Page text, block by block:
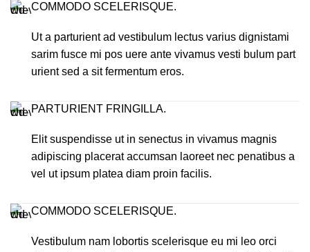
COMMODO SCELERISQUE.
Ut a parturient ad vestibulum lectus varius dignistami
sarim fusce mi pos uere ante vivamus vesti bulum part
urient sed a sit fermentum eros.
PARTURIENT FRINGILLA.
Elit suspendisse ut in senectus in vivamus magnis
adipiscing placerat accumsan laoreet nec penatibus a
vel ut ipsum platea diam proin facilis.
COMMODO SCELERISQUE.
Vestibulum nam lobortis scelerisque eu mi leo orci